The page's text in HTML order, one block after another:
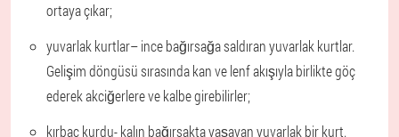
ortaya çıkar;
yuvarlak kurtlar– ince bağırsağa saldıran yuvarlak kurtlar.
Gelişim döngüsü sırasında kan ve lenf akışıyla birlikte göç
ederek akciğerlere ve kalbe girebilirler;
kırbaç kurdu- kalın bağırsakta yaşayan yuvarlak bir kurt.